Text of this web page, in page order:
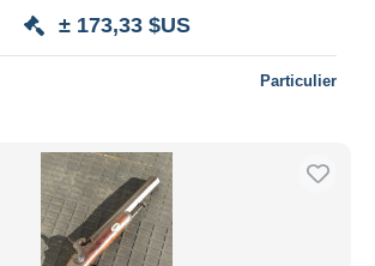
± 173,33 $US
Particulier